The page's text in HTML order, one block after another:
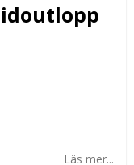
Läs mer...